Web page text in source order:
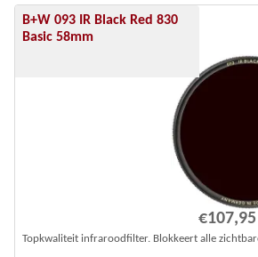
B+W 093 IR Black Red 830
Basic 58mm
€107,95
Topkwaliteit infraroodfilter. Blokkeert alle